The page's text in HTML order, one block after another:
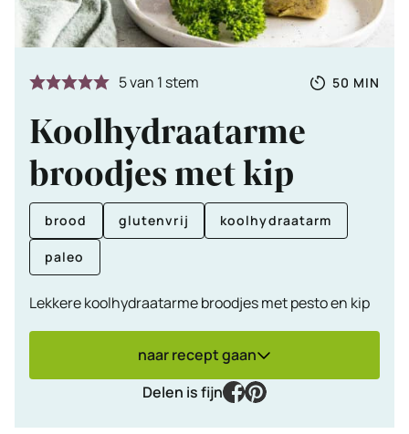
5van 1 stem
Totale
50 MIN
Koolhydraatarme
broodjes met kip
brood glutenvrij koolhydraatarm
paleo
Lekkere koolhydraatarme broodjes met pesto en kip
naar recept gaan
Delen is fijn
facebook
pinterest